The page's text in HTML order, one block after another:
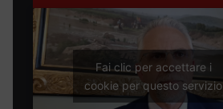
Fai clic per accettare i
cookie per questo servizio